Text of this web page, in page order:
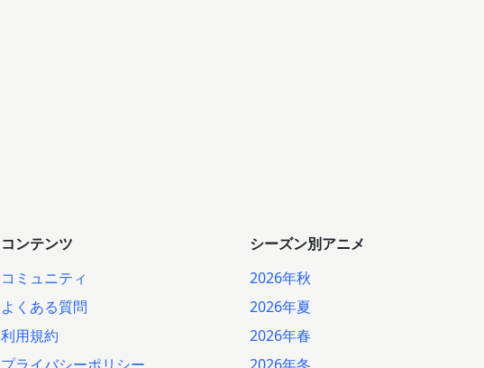
コンテンツ
コミュニティ
よくある質問
利用規約
シーズン別アニメ
2026年秋
2026年夏
2026年春